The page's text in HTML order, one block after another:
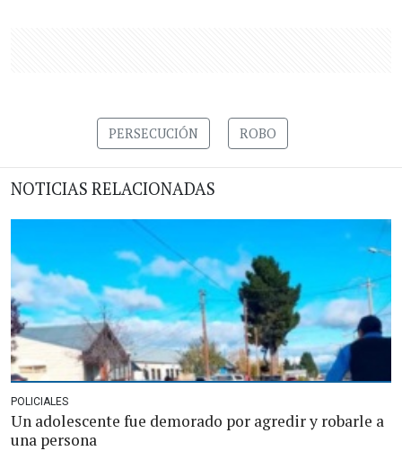
PERSECUCIÓN ROBO
NOTICIAS RELACIONADAS
POLICIALES
Un adolescente fue demorado por agredir y robarle a
una persona